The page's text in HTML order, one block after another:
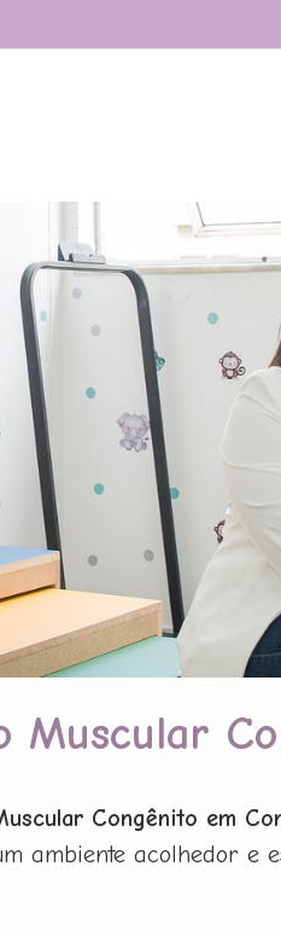
Muscular
Congênito em
ambiente acolhedor e